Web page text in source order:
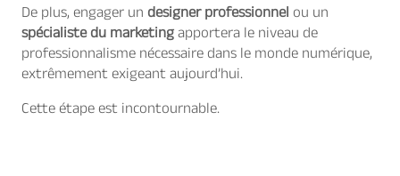
De plus, engager un designer professionnel ou un
spécialiste du marketingapportera le niveau de
professionnalisme nécessaire dans le monde numérique,
extrêmement exigeant aujourd’hui.
Cette étape est incontournable.